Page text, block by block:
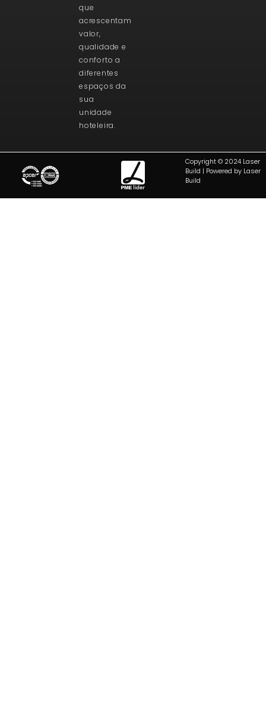
que
acrescentam
valor,
qualidade e
conforto a
diferentes
espaços da
sua
unidade
hoteleira.
Copyright © 2024 Laser
Build | Powered by Laser
Build